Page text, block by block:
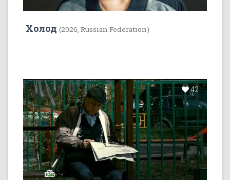
Холод (2026, Russian Federation)
42